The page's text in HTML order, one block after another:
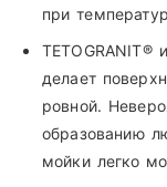
при
TETOGRANIT®
делает
ровной.
образованию
мойки легко